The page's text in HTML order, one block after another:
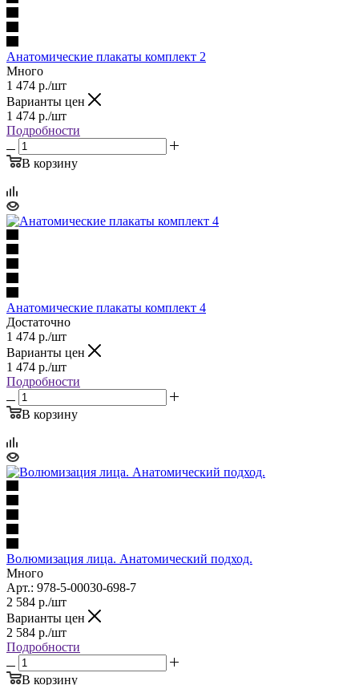
Анатомические плакаты комплект 2
Много
1 474 р./шт
Варианты цен
1 474 р./шт
Подробности
В корзину
Анатомические плакаты комплект 4
Достаточно
1 474 р./шт
Варианты цен
1 474 р./шт
Подробности
В корзину
Волюмизация лица. Анатомический подход.
Много
Арт.: 978-5-00030-698-7
2 584 р./шт
Варианты цен
2 584 р./шт
Подробности
В корзину